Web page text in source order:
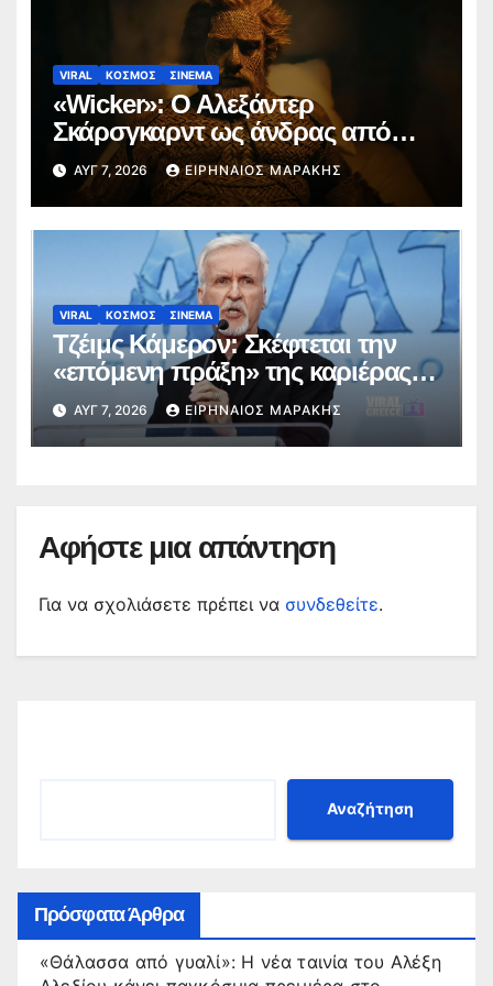
VIRAL ΚΟΣΜΟΣ ΣΙΝΕΜΑ
«Wicker»: Ο Αλεξάντερ
Σκάρσγκαρντ ως άνδρας από
ψάθα προκαλεί διαδικτυακή
φρενίτιδα (trailer)
ΑΥΓ 7, 2026 ΕΙΡΗΝΑΊΟΣ ΜΑΡΆΚΗΣ
VIRAL ΚΟΣΜΟΣ ΣΙΝΕΜΑ
Τζέιμς Κάμερον: Σκέφτεται την
«επόμενη πράξη» της καριέρας
του πέρα από το σύμπαν του
Avatar
ΑΥΓ 7, 2026 ΕΙΡΗΝΑΊΟΣ ΜΑΡΆΚΗΣ
Αφήστε μια απάντηση
Για να σχολιάσετε πρέπει να συνδεθείτε.
Αναζήτηση
Πρόσφατα Άρθρα
«Θάλασσα από γυαλί»: Η νέα ταινία του Αλέξη